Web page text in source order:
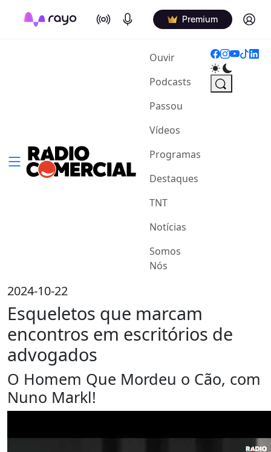
On Air Podcasts Premium Log in
Ouvir(current)
Podcasts
Passou
Vídeos
Programas
Destaques
TNT
Notícias
Somos
Nós
2024-10-22
Esqueletos que marcam
encontros em escritórios de
advogados
O Homem Que Mordeu o Cão, com
Nuno Markl!